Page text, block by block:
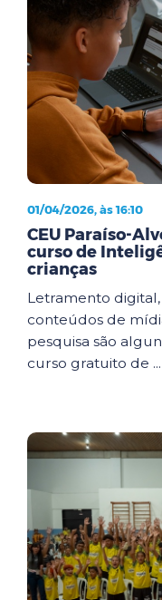
01/04/2026, às 16:10
CEU Paraíso-
curso de
crianças
Letramento
conteúdos de
pesquisa são
curso gratuito de ...